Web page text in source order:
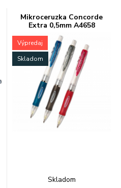
Mikroceruzka Concorde
Extra 0,5mm A4658
Výpredaj
Skladom
Skladom